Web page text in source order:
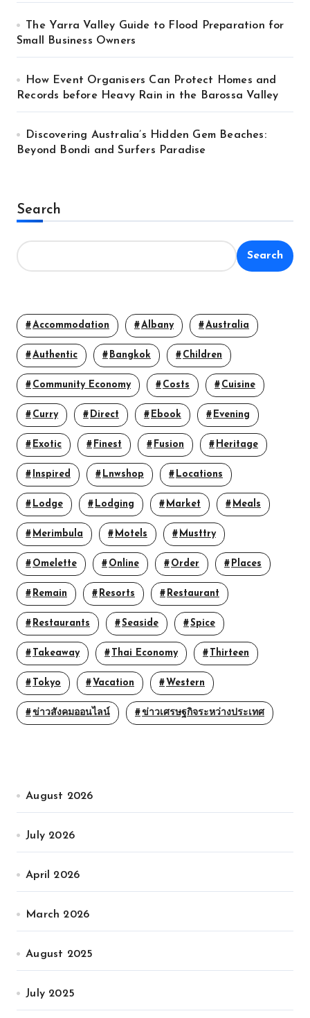
The Yarra Valley Guide to Flood Preparation for
Small Business Owners
How Event Organisers Can Protect Homes and
Records before Heavy Rain in the Barossa Valley
Discovering Australia’s Hidden Gem Beaches:
Beyond Bondi and Surfers Paradise
Search
Search
Accommodation Albany Australia
Authentic Bangkok Children
Community Economy Costs Cuisine
Curry Direct Ebook Evening
Exotic Finest Fusion Heritage
Inspired Lnwshop Locations
Lodge Lodging Market Meals
Merimbula Motels Musttry
Omelette Online Order Places
Remain Resorts Restaurant
Restaurants Seaside Spice
Takeaway Thai Economy Thirteen
Tokyo Vacation Western
ข่าวสังคมออนไลน์ ข่าวเศรษฐกิจระหว่างประเทศ
August 2026
July 2026
April 2026
March 2026
August 2025
July 2025